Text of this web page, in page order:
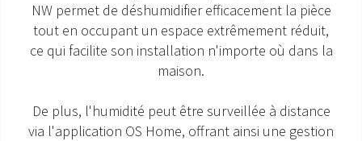
MONDE OS
SAV ET GARANTIE
DOCUMENTATIONS
NW permet de déshumidifier efficacement la pièce
tout en occupant un espace extrêmement réduit,
ce qui facilite son installation n'importe où dans la
maison.
De plus, l'humidité peut être surveillée à distance
via l'application OS Home, offrant ainsi une gestion